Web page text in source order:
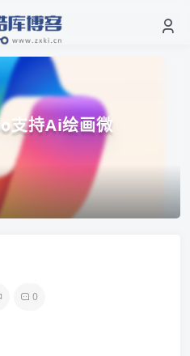
支持Ai绘画微
0